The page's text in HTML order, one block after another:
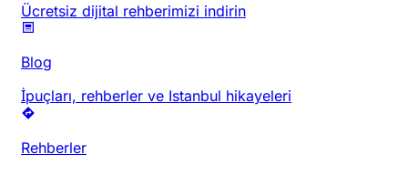
Ücretsiz dijital rehberimizi indirin
Blog
İpuçları, rehberler ve Istanbul hikayeleri
Rehberler